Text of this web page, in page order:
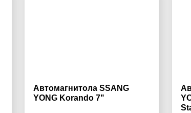
Автомагнитола SSANG
YONG Korando 7"